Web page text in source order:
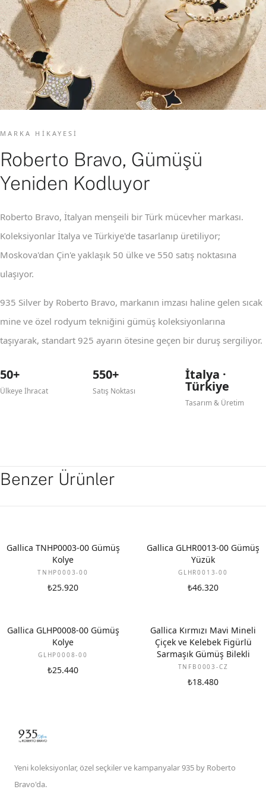
MARKA HIKAYESI
Roberto Bravo, Gümüşü
Yeniden Kodluyor
Roberto Bravo, İtalyan menşeili bir Türk mücevher markası.
Koleksiyonlar İtalya ve Türkiye'de tasarlanıp üretiliyor;
Moskova'dan Çin'e yaklaşık 50 ülke ve 550 satış noktasına
ulaşıyor.
935 Silver by Roberto Bravo, markanın imzası haline gelen sıcak
mine ve özel rodyum tekniğini gümüş koleksiyonlarına
taşıyarak, standart 925 ayarın ötesine geçen bir duruş sergiliyor.
50+
Ülkeye İhracat
550+
Satış Noktası
İtalya ·
Türkiye
Tasarım & Üretim
Benzer Ürünler
Gallica TNHP0003-00 Gümüş
Kolye
TNHP0003-00
₺25.920
Gallica GLHR0013-00 Gümüş
Yüzük
GLHR0013-00
₺46.320
Gallica GLHP0008-00 Gümüş
Kolye
GLHP0008-00
₺25.440
Gallica Kırmızı Mavi Mineli
Çiçek ve Kelebek Figürlü
Sarmaşık Gümüş Bilekli
TNFB0003-CZ
₺18.480
Yeni koleksiyonlar, özel seçkiler ve kampanyalar 935 by Roberto
Bravo'da.